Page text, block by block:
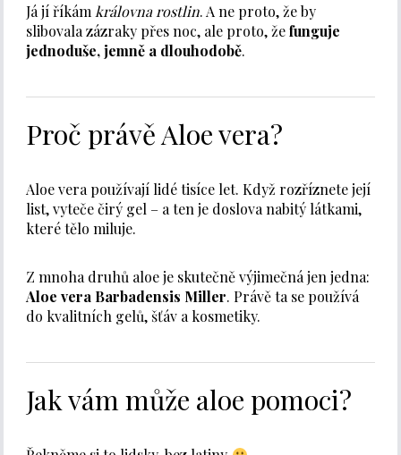
Já jí říkám královna rostlin. A ne proto, že by
slibovala zázraky přes noc, ale proto, žefunguje
jednoduše, jemně a dlouhodobě.
Proč právě Aloe vera?
Aloe vera používají lidé tisíce let. Když rozříznete její
list, vyteče čirý gel – a ten je doslova nabitý látkami,
které tělo miluje.
Z mnoha druhů aloe je skutečně výjimečná jen jedna:
Aloe vera Barbadensis Miller. Právě ta se používá
do kvalitních gelů, šťáv a kosmetiky.
Jak vám může aloe pomoci?